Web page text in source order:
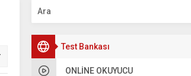
Test Bankası
ONLINE OKUYUCU